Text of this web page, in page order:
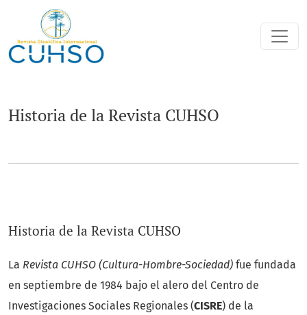
Historia de la Revista CUHSO
Historia de la Revista CUHSO
Historia de la Revista CUHSO
La Revista CUHSO (Cultura-Hombre-Sociedad) fue fundada
en septiembre de 1984 bajo el alero del Centro de
Investigaciones Sociales Regionales (CISRE) de la